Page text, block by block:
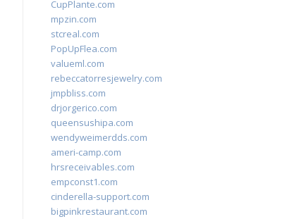
CupPlante.com
mpzin.com
stcreal.com
PopUpFlea.com
valueml.com
rebeccatorresjewelry.com
jmpbliss.com
drjorgerico.com
queensushipa.com
wendyweimerdds.com
ameri-camp.com
hrsreceivables.com
empconst1.com
cinderella-support.com
bigpinkrestaurant.com